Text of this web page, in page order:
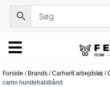
Forside / Brands /Carhartt arbejdstøj /
camo hundehalsbånd